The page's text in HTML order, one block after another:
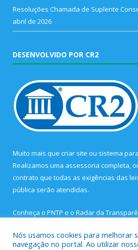
Resoluções Chamada de Suplente
abril de 2026
DESENVOLVIDO POR CR2
Muito mais que criar site ou sistema
Realizamos uma assessoria completa,
contrato que todas as exigências das
pública serão atendidas.
Conheça o PNTP e o Radar da
Nós usamos cookies para melhorar
navegação no portal. Ao utilizar